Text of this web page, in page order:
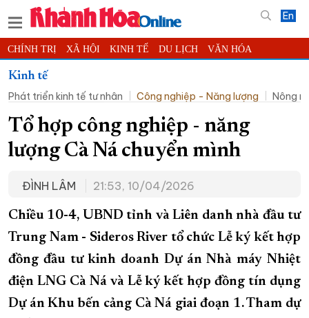
En
CHÍNH TRỊ XÃ HỘI KINH TẾ DU LỊCH VĂN HÓA
THỂ THAO
KHOA HỌC - CÔNG NGHỆ PHÁP LUẬT BẠN ĐỌC PHÓNG SỰ
THẾ GIỚI MULTIMEDIA VIDEO ĐỌC BÁO ONLINE
PODCAST THÔNG TIN - QUẢNG CÁO
TRƯỜNG SA BIỂN ĐẢO QUÊ HƯƠNG
CHUNG TAY CẢI CÁCH HÀNH CHÍNH
XÂY DỰNG NÔNG THÔN MỚI LỊCH CẮT ĐIỆN
TÀU - XE - MÁY BAY
KỶ NIỆM 370 NĂM XÂY DỰNG VÀ PHÁT TRIỂN TỈNH KHÁNH HÒA
KHOẢNH KHẮC ĐẸP XỨ TRẦM
Kinh tế
Phát triển kinh tế tư nhân
Công nghiệp - Năng lượng Nông
Tổ hợp công nghiệp - năng
lượng Cà Ná chuyển mình
ĐÌNH LÂM 21:53, 10/04/2026
Chiều 10-4, UBND tỉnh và Liên danh nhà đầu tư
Trung Nam - Sideros River tổ chức Lễ ký kết hợp
đồng đầu tư kinh doanh Dự án Nhà máy Nhiệt
điện LNG Cà Ná và Lễ ký kết hợp đồng tín dụng
Dự án Khu bến cảng Cà Ná giai đoạn 1. Tham dự